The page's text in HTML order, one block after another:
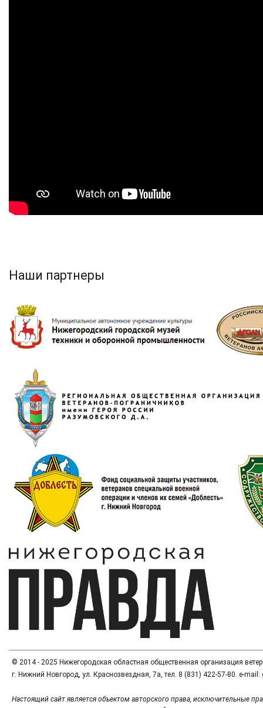
Наши партнеры
© 2014 - 2025 Нижегородская областная общественная организация
г. Нижний Новгород, ул. Краснозвездная, 7а, тел. 8 (831) 422-57-80. e-
Настоящий сайт является объектом авторского права, исключительные